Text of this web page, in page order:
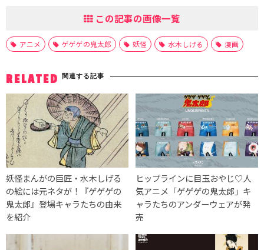
この記事の画像一覧
アニメ ゲゲゲの鬼太郎 妖怪 水木しげる 漫画
RELATED 関連する記事
妖怪まんがの巨匠・水木しげる
の絵には元ネタが！『ゲゲゲの
鬼太郎』登場キャラたちの由来
を紹介
ヒップラインに目玉おやじ♡人
気アニメ「ゲゲゲの鬼太郎」キ
ャラたちのアンダーウェアが発
売